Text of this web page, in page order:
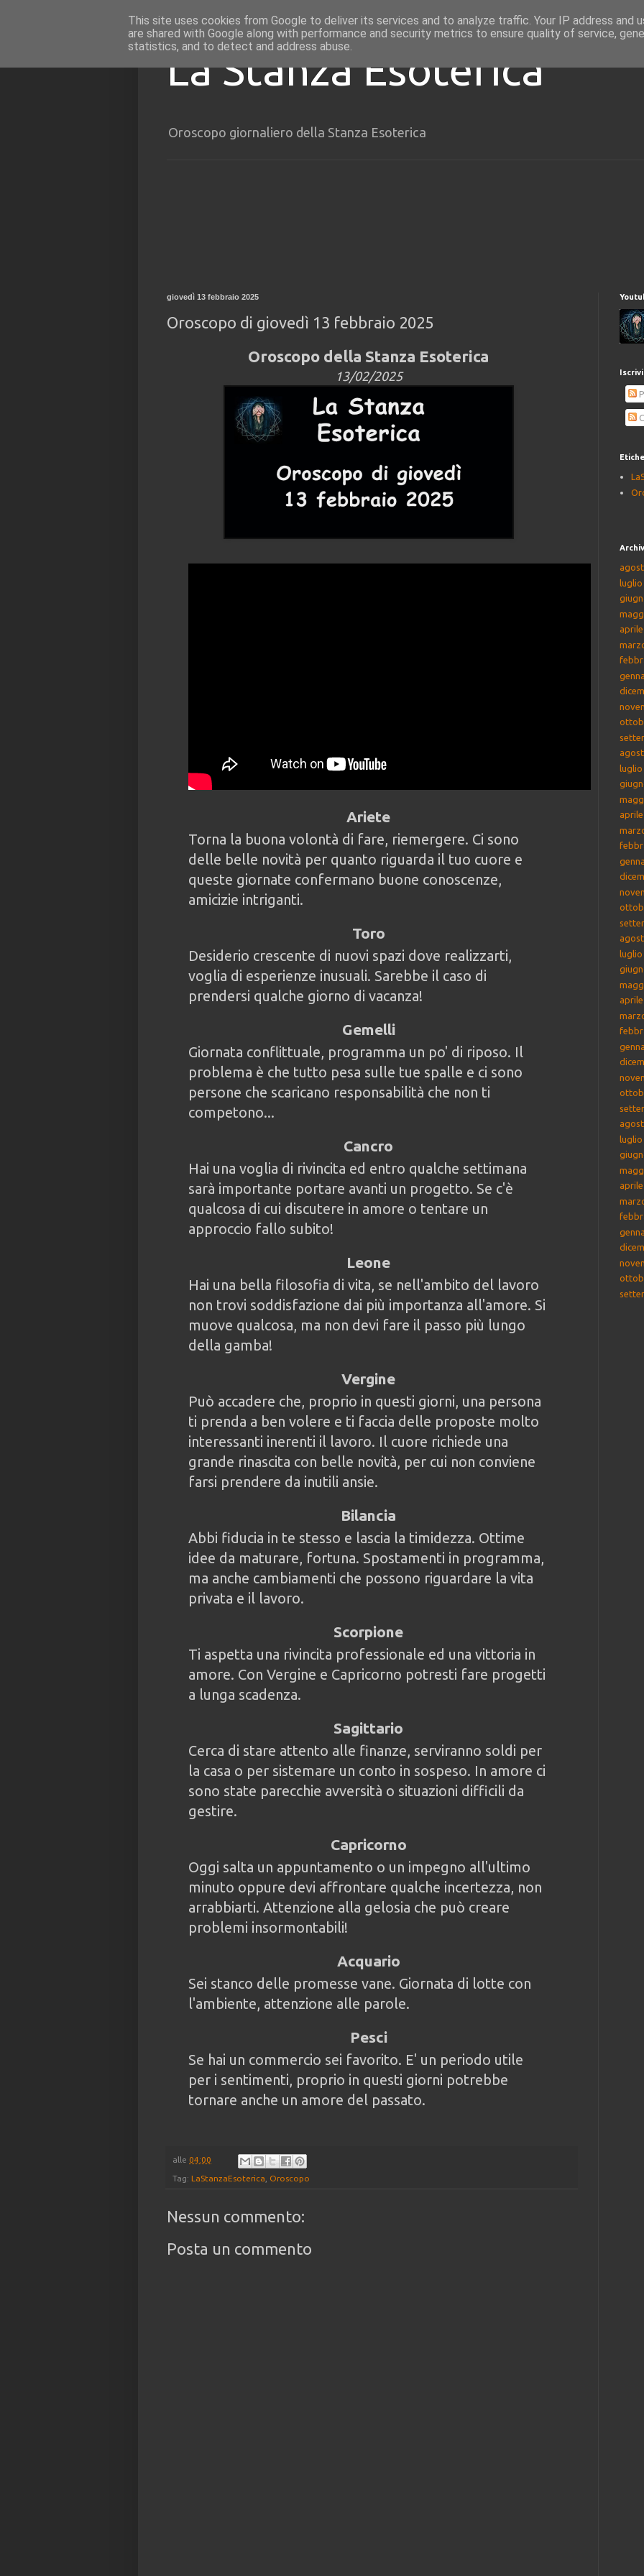
La Stanza Esoterica
Oroscopo giornaliero della Stanza Esoterica
giovedì 13 febbraio 2025
Oroscopo di giovedì 13 febbraio 2025
Oroscopo della Stanza Esoterica
13/02/2025
Ariete
Torna la buona volontà di fare, riemergere. Ci sono
delle belle novità per quanto riguarda il tuo cuore e
queste giornate confermano buone conoscenze,
amicizie intriganti.
Toro
Desiderio crescente di nuovi spazi dove realizzarti,
voglia di esperienze inusuali. Sarebbe il caso di
prendersi qualche giorno di vacanza!
Gemelli
Giornata conflittuale, programma un po' di riposo. Il
problema è che tutto pesa sulle tue spalle e ci sono
persone che scaricano responsabilità che non ti
competono...
Cancro
Hai una voglia di rivincita ed entro qualche settimana
sarà importante portare avanti un progetto. Se c'è
qualcosa di cui discutere in amore o tentare un
approccio fallo subito!
Leone
Hai una bella filosofia di vita, se nell'ambito del lavoro
non trovi soddisfazione dai più importanza all'amore. Si
muove qualcosa, ma non devi fare il passo più lungo
della gamba!
Vergine
Può accadere che, proprio in questi giorni, una persona
ti prenda a ben volere e ti faccia delle proposte molto
interessanti inerenti il lavoro. Il cuore richiede una
grande rinascita con belle novità, per cui non conviene
farsi prendere da inutili ansie.
Bilancia
Abbi fiducia in te stesso e lascia la timidezza. Ottime
idee da maturare, fortuna. Spostamenti in programma,
ma anche cambiamenti che possono riguardare la vita
privata e il lavoro.
Scorpione
Ti aspetta una rivincita professionale ed una vittoria in
amore. Con Vergine e Capricorno potresti fare progetti
a lunga scadenza.
Sagittario
Cerca di stare attento alle finanze, serviranno soldi per
la casa o per sistemare un conto in sospeso. In amore ci
sono state parecchie avversità o situazioni difficili da
gestire.
Capricorno
Oggi salta un appuntamento o un impegno all'ultimo
minuto oppure devi affrontare qualche incertezza, non
arrabbiarti. Attenzione alla gelosia che può creare
problemi insormontabili!
Acquario
Sei stanco delle promesse vane. Giornata di lotte con
l'ambiente, attenzione alle parole.
Pesci
Se hai un commercio sei favorito. E' un periodo utile
per i sentimenti, proprio in questi giorni potrebbe
tornare anche un amore del passato.
alle 04:00
Tag: LaStanzaEsoterica Oroscopo
Nessun commento:
Posta un commento
luglio
luglio
luglio
luglio
This site uses cookies from Google to deliver its services and to analyze traffic. Your IP address and
are shared with Google along with performance and security metrics to ensure quality of service,
statistics, and to detect and address abuse.